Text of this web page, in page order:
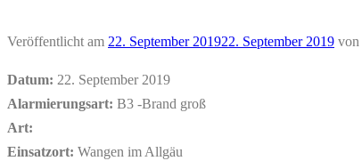
Veröffentlicht am 22. September 201922. September 2019 von
Datum: 22. September 2019
Alarmierungsart: B3 -Brand groß
Art:
Einsatzort: Wangen im Allgäu